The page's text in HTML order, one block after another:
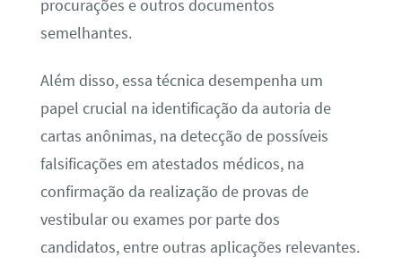
procurações e outros documentos
semelhantes.
Além disso, essa técnica desempenha um
papel crucial na identificação da autoria de
cartas anônimas, na detecção de possíveis
falsificações em atestados médicos, na
confirmação da realização de provas de
vestibular ou exames por parte dos
candidatos, entre outras aplicações relevantes.